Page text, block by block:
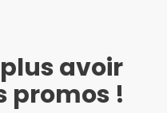
avoir
promos !